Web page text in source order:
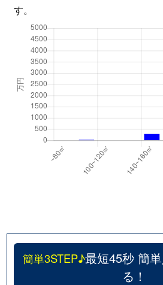
す。
簡単3STEP♪最短45秒 簡
る！